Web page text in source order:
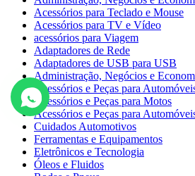
Acessórios para Teclado e Mouse
Acessórios para TV e Vídeo
acessórios para Viagem
Adaptadores de Rede
Adaptadores de USB para USB
Administração, Negócios e
Acessórios e Peças para
Acessórios e Peças para Motos
Acessórios e Peças para
Cuidados Automotivos
Ferramentas e Equipamentos
Eletrônicos e Tecnologia
Óleos e Fluidos